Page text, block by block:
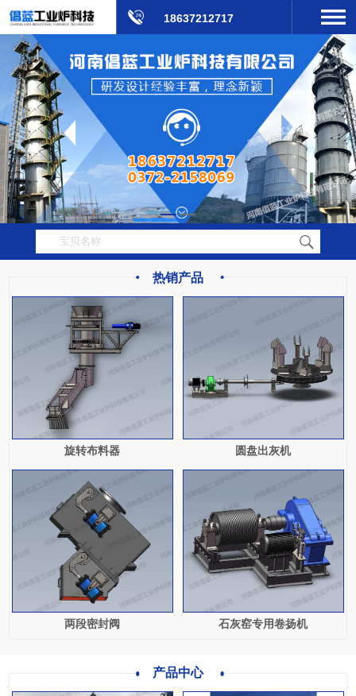
18637212717
热销产品
旋转布料器 圆盘出灰机
两段密封阀 石灰窑专用卷扬机
产品中心